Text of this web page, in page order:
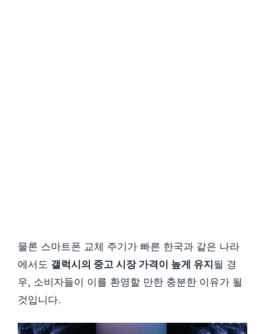
물론 스마트폰 교체 주기가 빠른 한국과 같은 나라
에서도 갤럭시의 중고 시장 가격이 높게 유지 될 경
우, 소비자들이 이를 환영할 만한 충분한 이유가 될
것입니다.